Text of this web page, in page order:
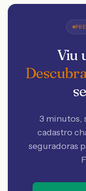
Viu
3 minutos,
cadastro
seguradoras